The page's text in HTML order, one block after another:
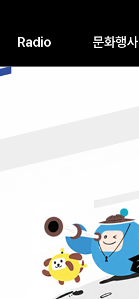
Radio 문화행사